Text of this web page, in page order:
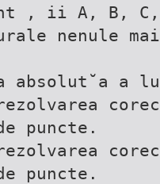
, ii A, B,
nenule
absolut˘a a
puncte.
puncte.